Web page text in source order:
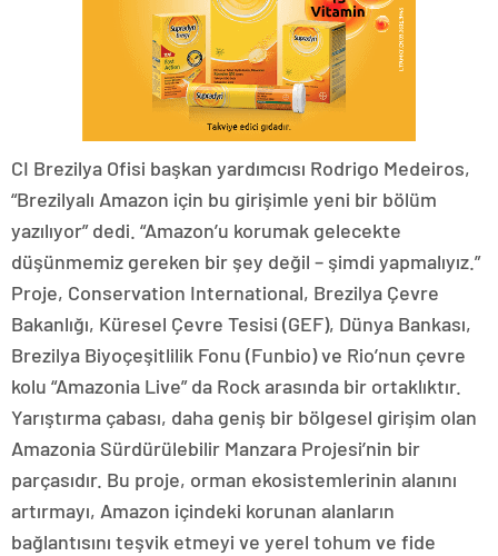
CI Brezilya Ofisi başkan yardımcısı Rodrigo Medeiros,
“Brezilyalı Amazon için bu girişimle yeni bir bölüm
yazılıyor” dedi. “Amazon’u korumak gelecekte
düşünmemiz gereken bir şey değil – şimdi yapmalıyız.”
Proje, Conservation International, Brezilya Çevre
Bakanlığı, Küresel Çevre Tesisi (GEF), Dünya Bankası,
Brezilya Biyoçeşitlilik Fonu (Funbio) ve Rio’nun çevre
kolu “Amazonia Live” da Rock arasında bir ortaklıktır.
Yarıştırma çabası, daha geniş bir bölgesel girişim olan
Amazonia Sürdürülebilir Manzara Projesi’nin bir
parçasıdır. Bu proje, orman ekosistemlerinin alanını
artırmayı, Amazon içindeki korunan alanların
bağlantısını teşvik etmeyi ve yerel tohum ve fide